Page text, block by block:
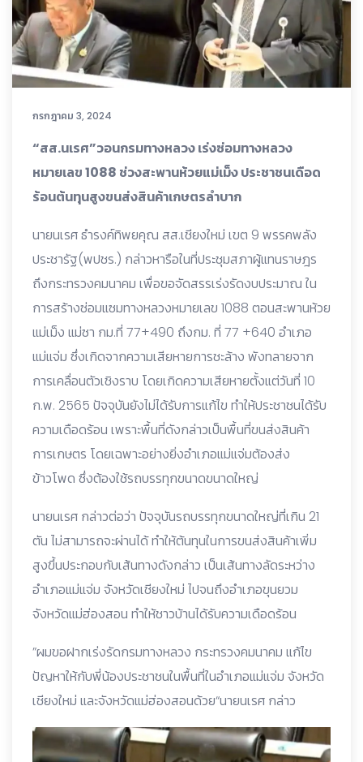
กรกฎาคม 3, 2024
“สส.นเรศ”วอนกรมทางหลวง เร่งซ่อมทางหลวง
หมายเลข 1088 ช่วงสะพานห้วยแม่เม็ง ประชาชนเดือด
ร้อนต้นทุนสูงขนส่งสินค้าเกษตรลำบาก
นายนเรศ ธำรงค์ทิพยคุณ สส.เชียงใหม่ เขต 9 พรรคพลัง
ประชารัฐ(พปชร.) กล่าวหารือในที่ประชุมสภาผู้แทนราษฎร
ถึงกระทรวงคมนาคม เพื่อขอจัดสรรเร่งรัดงบประมาณ ใน
การสร้างซ่อมแซมทางหลวงหมายเลข 1088 ตอนสะพานห้วย
แม่เม็ง แม่ซา กม.ที่ 77+490 ถึงกม. ที่ 77 +640 อำเภอ
แม่แจ่ม ซึ่งเกิดจากความเสียหายการชะล้าง พังทลายจาก
การเคลื่อนตัวเชิงราบ โดยเกิดความเสียหายตั้งแต่วันที่ 10
ก.พ. 2565 ปัจจุบันยังไม่ได้รับการแก้ไข ทำให้ประชาชนได้รับ
ความเดือดร้อน เพราะพื้นที่ดังกล่าวเป็นพื้นที่ขนส่งสินค้า
การเกษตร โดยเฉพาะอย่างยิ่งอำเภอแม่แจ่มต้องส่ง
ข้าวโพด ซึ่งต้องใช้รถบรรทุกขนาดขนาดใหญ่
นายนเรศ กล่าวต่อว่า ปัจจุบันรถบรรทุกขนาดใหญ่ที่เกิน 21
ตัน ไม่สามารถจะผ่านได้ ทำให้ต้นทุนในการขนส่งสินค้าเพิ่ม
สูงขึ้นประกอบกับเส้นทางดังกล่าว เป็นเส้นทางลัดระหว่าง
อำเภอแม่แจ่ม จังหวัดเชียงใหม่ ไปจนถึงอำเภอขุนยวม
จังหวัดแม่ฮ่องสอน ทำให้ชาวบ้านได้รับความเดือดร้อน
”ผมขอฝากเร่งรัดกรมทางหลวง กระทรวงคมนาคม แก้ไข
ปัญหาให้กับพี่น้องประชาชนในพื้นที่ในอำเภอแม่แจ่ม จังหวัด
เชียงใหม่ และจังหวัดแม่ฮ่องสอนด้วย“นายนเรศ กล่าว